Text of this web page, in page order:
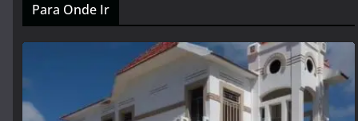
Para Onde Ir